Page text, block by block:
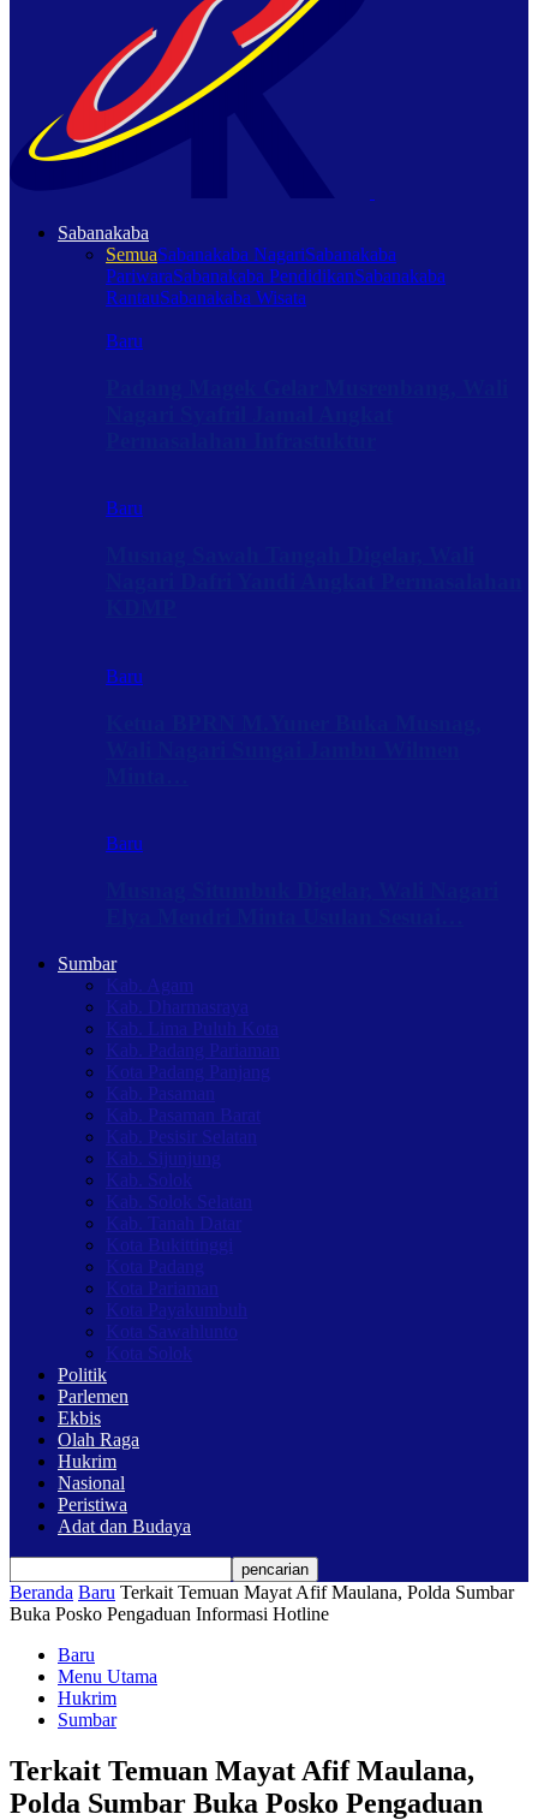
Sabanakaba
SemuaSabanakaba NagariSabanakaba
PariwaraSabanakaba PendidikanSabanakaba
RantauSabanakaba Wisata
Baru
Baru
Baru
Baru
Sumbar
Kab. Agam
Kab. Dharmasraya
Kab. Lima Puluh Kota
Kab. Padang Pariaman
Kota Padang Panjang
Kab. Pasaman
Kab. Pasaman Barat
Kab. Pesisir Selatan
Kab. Sijunjung
Kab. Solok
Kab. Solok Selatan
Kab. Tanah Datar
Kota Bukittinggi
Kota Padang
Kota Pariaman
Kota Payakumbuh
Kota Sawahlunto
Kota Solok
Politik
Parlemen
Ekbis
Olah Raga
Hukrim
Nasional
Peristiwa
Adat dan Budaya
Beranda Baru Terkait Temuan Mayat Afif Maulana, Polda Sumbar
Buka Posko Pengaduan Informasi Hotline
Baru
Menu Utama
Hukrim
Sumbar
Terkait Temuan Mayat Afif Maulana,
Polda Sumbar Buka Posko Pengaduan